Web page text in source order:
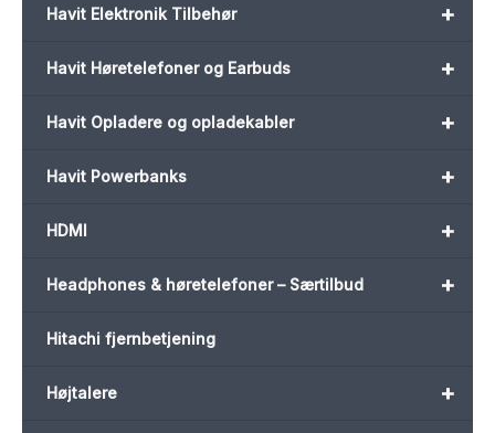
+
Havit Elektronik Tilbehør
+
Havit Høretelefoner og Earbuds
+
Havit Opladere og opladekabler
+
Havit Powerbanks
+
HDMI
+
Headphones & høretelefoner – Særtilbud
Hitachi fjernbetjening
+
Højtalere